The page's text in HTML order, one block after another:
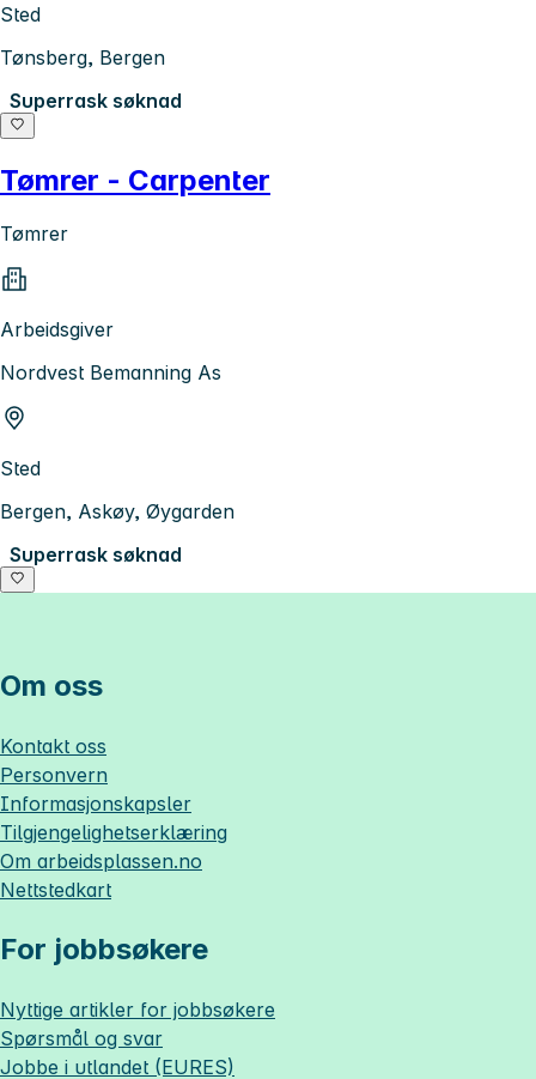
Sted
Tønsberg, Bergen
Superrask søknad
Tømrer - Carpenter
Tømrer
Arbeidsgiver
Nordvest Bemanning As
Sted
Bergen, Askøy, Øygarden
Superrask søknad
Om oss
Kontakt oss
Personvern
Informasjonskapsler
Tilgjengelighetserklæring
Om arbeidsplassen.no
Nettstedkart
For jobbsøkere
Nyttige artikler for jobbsøkere
Spørsmål og svar
Jobbe i utlandet (EURES)